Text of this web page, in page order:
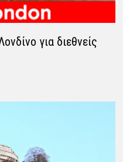
για διεθνείς